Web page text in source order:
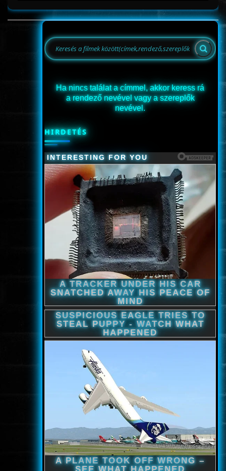
Ha nincs találat a címmel, akkor keress rá
a rendező nevével vagy a szereplők
nevével.
HIRDETÉS